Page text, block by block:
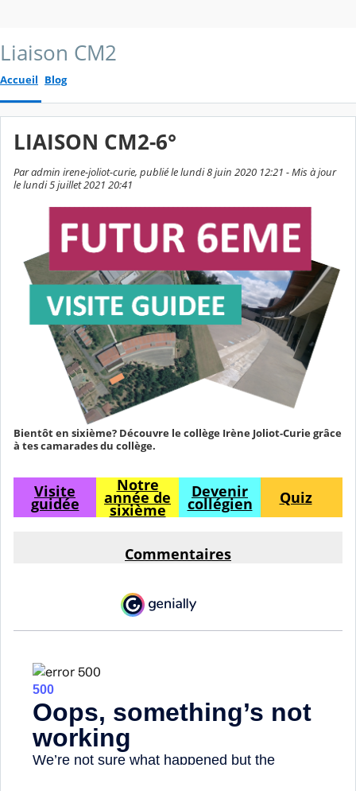
Liaison CM2
Accueil Blog
LIAISON CM2-6°
Par admin irene-joliot-curie, publié le lundi 8 juin 2020 12:21 - Mis à jour
le lundi 5 juillet 2021 20:41
Bientôt en sixième? Découvre le collège Irène Joliot-Curie grâce
à tes camarades du collège.
Visite
guidée
Notre
année de
sixième
Devenir
collégien Quiz
Commentaires